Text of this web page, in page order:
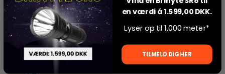
Levering kun 59 DKK
Gratis levering over 799 DKK
Sikker online betaling
Dansk Butik
Konto
Din kurv
Din kurv,(0 Produkter)
en værdi á 1.599,00 DKK.
Lyser op til 1.000 meter*
TILMELD DIG HER